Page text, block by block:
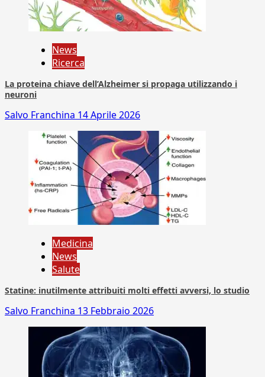
News
Ricerca
La proteina chiave dell’Alzheimer si propaga utilizzando i
neuroni
Salvo Franchina 14 Aprile 2026
Medicina
News
Salute
Statine: inutilmente attribuiti molti effetti avversi, lo studio
Salvo Franchina 13 Febbraio 2026